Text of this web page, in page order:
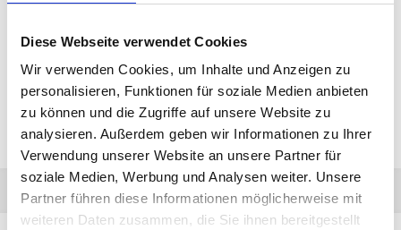
Diese Webseite verwendet Cookies
Wir verwenden Cookies, um Inhalte und Anzeigen zu
personalisieren, Funktionen für soziale Medien anbieten
zu können und die Zugriffe auf unsere Website zu
analysieren. Außerdem geben wir Informationen zu Ihrer
Verwendung unserer Website an unsere Partner für
soziale Medien, Werbung und Analysen weiter. Unsere
Partner führen diese Informationen möglicherweise mit
weiteren Daten zusammen, die Sie ihnen bereitgestellt
Prüftemperatur (C°) RT